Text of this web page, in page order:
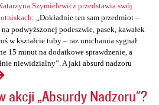
Szymielewicz przedstawia swój
: „Dokładnie ten sam przedmiot –
podwyższonej podeszwie, pasek, kawałek
w kształcie tuby – raz uruchamia sygnał
15 minut na dodatkowe sprawdzenie, a
niewidzialny”. A jaki absurd nadzoru
akcji „Absurdy Nadzoru"?